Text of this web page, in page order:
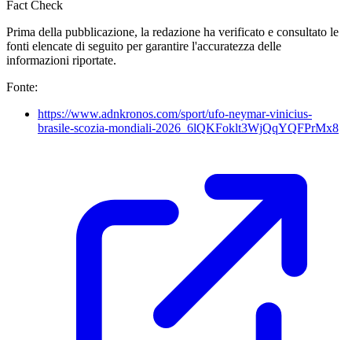
Fact Check
Prima della pubblicazione, la redazione ha verificato e consultato le
fonti elencate di seguito per garantire l'accuratezza delle
informazioni riportate.
Fonte:
https://www.adnkronos.com/sport/ufo-neymar-vinicius-
brasile-scozia-mondiali-2026_6lQKFoklt3WjQqYQFPrMx8